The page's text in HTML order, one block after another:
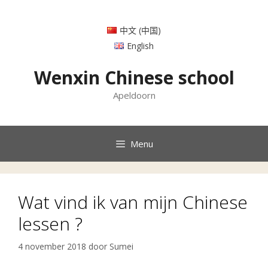
中文 (中国)
English
Wenxin Chinese school
Apeldoorn
Menu
Wat vind ik van mijn Chinese
lessen ?
4 november 2018 door Sumei